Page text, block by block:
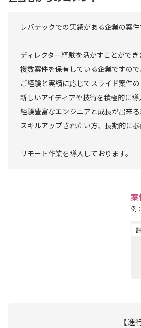
レバテックでの実績がある企業の案件
ディレクター経験を活かすことができ
複数案件を保有している企業ですので
ご経験と実績に応じてスライド案件
新しいアイディアや技術を積極的に導
経験豊富なエンジニアと成長が出来る
スキルアップされたい方、長期的に
リモート作業を導入しております。
案
例
【